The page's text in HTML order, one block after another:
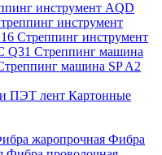
инструмент AQD
инструмент
Стреппинг инструмент
Q31 Стреппинг машина
машина SP A2
ПЭТ лент Картонные
жаропрочная Фибра